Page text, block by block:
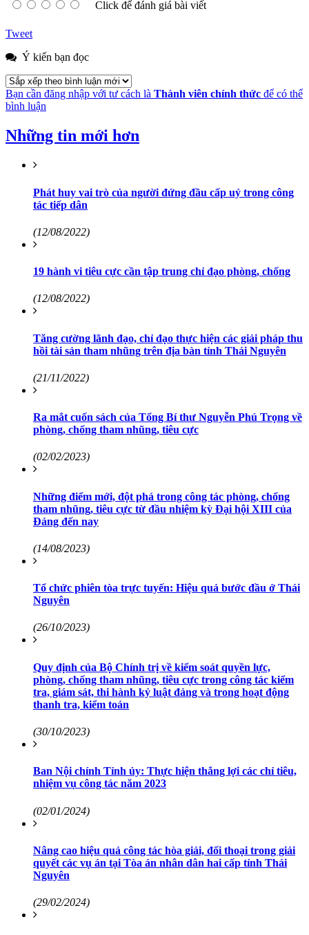
Click để đánh giá bài viết
Tweet
Ý kiến bạn đọc
Bạn cần đăng nhập với tư cách là Thành viên chính thức để có thể
bình luận
Những tin mới hơn
Phát huy vai trò của người đứng đầu cấp uỷ trong công
tác tiếp dân
(12/08/2022)
19 hành vi tiêu cực cần tập trung chỉ đạo phòng, chống
(12/08/2022)
Tăng cường lãnh đạo, chỉ đạo thực hiện các giải pháp thu
hồi tài sản tham nhũng trên địa bàn tỉnh Thái Nguyên
(21/11/2022)
Ra mắt cuốn sách của Tổng Bí thư Nguyễn Phú Trọng về
phòng, chống tham nhũng, tiêu cực
(02/02/2023)
Những điểm mới, đột phá trong công tác phòng, chống
tham nhũng, tiêu cực từ đầu nhiệm kỳ Đại hội XIII của
Đảng đến nay
(14/08/2023)
Tổ chức phiên tòa trực tuyến: Hiệu quả bước đầu ở Thái
Nguyên
(26/10/2023)
Quy định của Bộ Chính trị về kiểm soát quyền lực,
phòng, chống tham nhũng, tiêu cực trong công tác kiểm
tra, giám sát, thi hành kỷ luật đảng và trong hoạt động
thanh tra, kiểm toán
(30/10/2023)
Ban Nội chính Tỉnh ủy: Thực hiện thắng lợi các chỉ tiêu,
nhiệm vụ công tác năm 2023
(02/01/2024)
Nâng cao hiệu quả công tác hòa giải, đối thoại trong giải
quyết các vụ án tại Tòa án nhân dân hai cấp tỉnh Thái
Nguyên
(29/02/2024)